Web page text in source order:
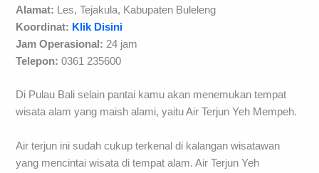
Alamat:
Les, Tejakula, Kabupaten Buleleng
Koordinat: Klik Disini
Jam Operasional: 24 jam
Telepon:0361 235600
Di Pulau Bali selain pantai kamu akan menemukan tempat
wisata alam yang maish alami, yaitu Air Terjun Yeh Mempeh.
Air terjun ini sudah cukup terkenal di kalangan wisatawan
yang mencintai wisata di tempat alam. Air Terjun Yeh